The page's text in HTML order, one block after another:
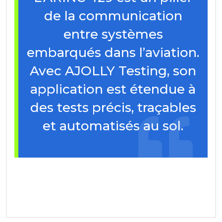
de la communication
entre systèmes
embarqués dans l’aviation.
Avec AJOLLY Testing, son
application est étendue à
des tests précis, traçables
et automatisés au sol.